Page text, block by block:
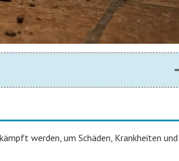
werden, um Schäden, Krankheiten und